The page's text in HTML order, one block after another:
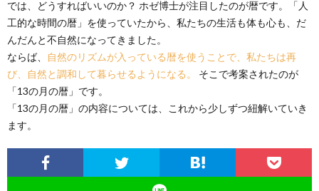
では、どうすればいいのか？ ホゼ博士が注目したのが暦です。「人
工的な時間の暦」を使っていたから、私たちの生活も体も心も、だ
んだんと不自然になってきました。
ならば、
自然のリズムが入っている暦を使うことで、私たちは再
び、自然と調和して暮らせるようになる。
そこで考案されたのが
「13の月の暦」です。
「13の月の暦」の内容については、これから少しずつ紐解いていき
ます。